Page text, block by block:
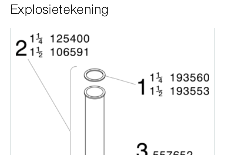
Explosietekening